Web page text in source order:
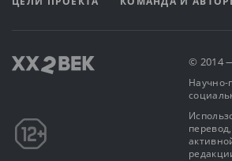
© 2014
Научно-